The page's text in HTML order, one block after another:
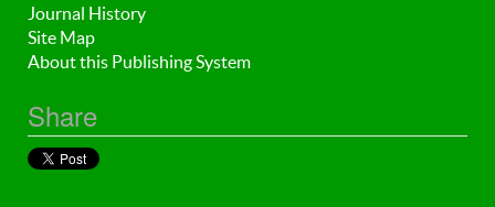
Journal History
Site Map
About this Publishing System
Share